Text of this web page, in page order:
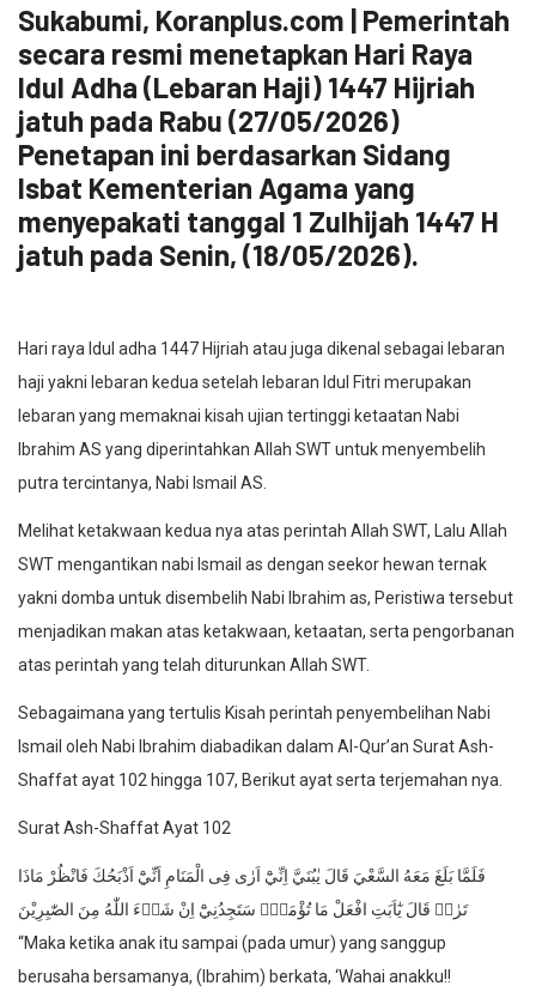
Sukabumi, Koranplus.com | Pemerintah
secara resmi menetapkan Hari Raya
Idul Adha (Lebaran Haji) 1447 Hijriah
jatuh pada Rabu (27/05/2026)
Penetapan ini berdasarkan Sidang
Isbat Kementerian Agama yang
menyepakati tanggal 1 Zulhijah 1447 H
jatuh pada Senin, (18/05/2026).
Hari raya Idul adha 1447 Hijriah atau juga dikenal sebagai lebaran
haji yakni lebaran kedua setelah lebaran Idul Fitri merupakan
lebaran yang memaknai kisah ujian tertinggi ketaatan Nabi
Ibrahim AS yang diperintahkan Allah SWT untuk menyembelih
putra tercintanya, Nabi Ismail AS.
Melihat ketakwaan kedua nya atas perintah Allah SWT, Lalu Allah
SWT mengantikan nabi Ismail as dengan seekor hewan ternak
yakni domba untuk disembelih Nabi Ibrahim as, Peristiwa tersebut
menjadikan makan atas ketakwaan, ketaatan, serta pengorbanan
atas perintah yang telah diturunkan Allah SWT.
Sebagaimana yang tertulis Kisah perintah penyembelihan Nabi
Ismail oleh Nabi Ibrahim diabadikan dalam Al-Qur’an Surat Ash-
Shaffat ayat 102 hingga 107, Berikut ayat serta terjemahan nya.
Surat Ash-Shaffat Ayat 102
فَلَمَّا بَلَغَ مَعَهُ السَّعْيَ قَالَ يٰبُنَيَّ اِنِّيْٓ اَرٰى فِى الْمَنَامِ اَنِّيْٓ اَذْبَحُكَ فَانْظُرْ مَاذَا
تَرٰىۗ قَالَ يٰٓاَبَتِ افْعَلْ مَا تُؤْمَرُۖ سَتَجِدُنِيْٓ اِنْ شَاۤءَ اللّٰهُ مِنَ الصّٰبِرِيْنَ
“Maka ketika anak itu sampai (pada umur) yang sanggup
berusaha bersamanya, (Ibrahim) berkata, ‘Wahai anakku!!